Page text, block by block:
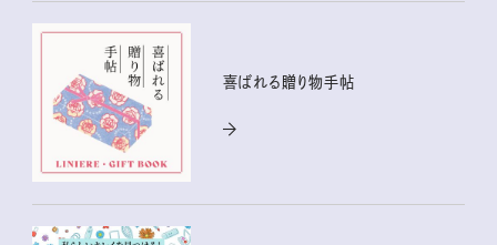
喜ばれる贈り物手帖